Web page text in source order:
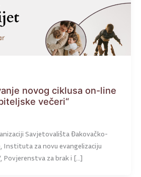
novog ciklusa on-line
večeri“
Savjetovališta Đakovačko-
Instituta za novu evangelizaciju
Povjerenstva za brak i […]